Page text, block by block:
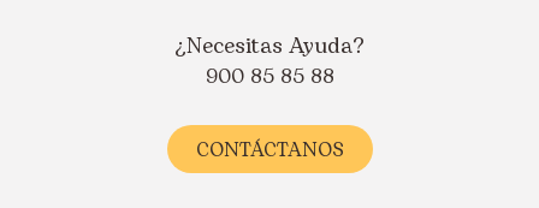
¿Necesitas Ayuda?
900 85 85 88
CONTÁCTANOS